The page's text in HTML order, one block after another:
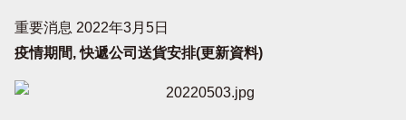
重要消息 2022年3月5日
疫情期間, 快遞公司送貨安排(更新資料)